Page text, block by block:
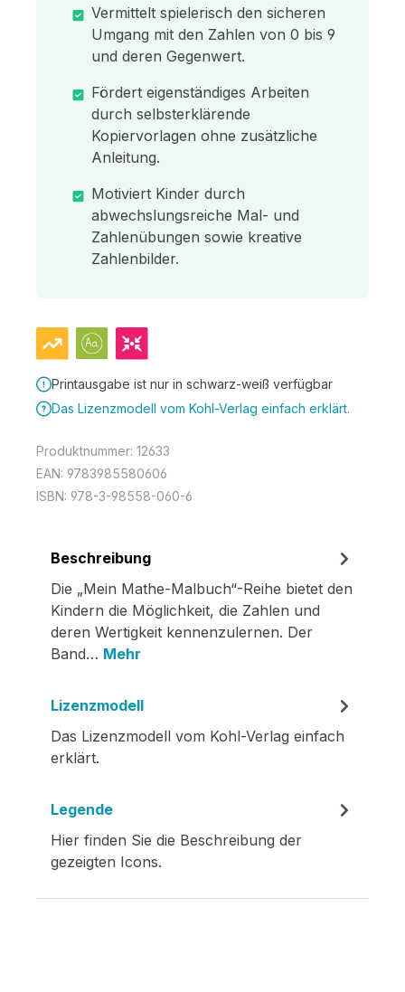
Vermittelt spielerisch den sicheren
Umgang mit den Zahlen von 0 bis 9
und deren Gegenwert.
Fördert eigenständiges Arbeiten
durch selbsterklärende
Kopiervorlagen ohne zusätzliche
Anleitung.
Motiviert Kinder durch
abwechslungsreiche Mal- und
Zahlenübungen sowie kreative
Zahlenbilder.
Printausgabe ist nur in schwarz-weiß verfügbar
Das Lizenzmodell vom Kohl-Verlag einfach erklärt.
Produktnummer: 12633
EAN: 9783985580606
ISBN: 978-3-98558-060-6
Beschreibung
Die „Mein Mathe-Malbuch“-Reihe bietet den
Kindern die Möglichkeit, die Zahlen und
deren Wertigkeit kennenzulernen. Der
Band… Mehr
Lizenzmodell
Das Lizenzmodell vom Kohl-Verlag einfach
erklärt.
Legende
Hier finden Sie die Beschreibung der
gezeigten Icons.